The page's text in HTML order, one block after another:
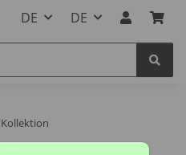
DE DE